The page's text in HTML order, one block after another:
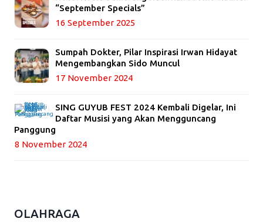
“September Specials”
16 September 2025
Sumpah Dokter, Pilar Inspirasi Irwan Hidayat
Mengembangkan Sido Muncul
17 November 2024
SING GUYUB FEST 2024 Kembali Digelar, Ini
Daftar Musisi yang Akan Mengguncang
Panggung
8 November 2024
OLAHRAGA